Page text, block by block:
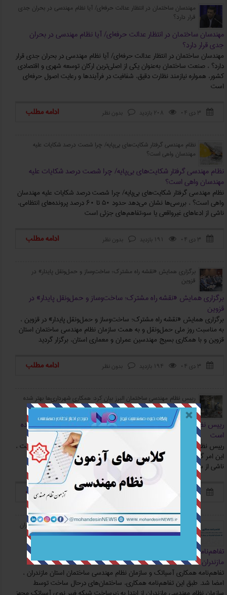
مهندسان ‌ساختمان در انتظار عدالت حرفه‌ای/ ‌‌آیا نظام مهندسی در بحران جدی
قرار دارد؟
مهندسان ‌ساختمان در انتظار عدالت حرفه‌ای/ ‌‌آیا نظام مهندسی در بحران
جدی قرار دارد؟
مهندسان ‌ساختمان در انتظار عدالت حرفه‌ای/ ‌‌آیا نظام مهندسی در بحران جدی قرار
دارد؟ ، صنعت ساختمان به‌عنوان یکی از اصلی‌ترین ارکان توسعه شهری و اقتصادی
کشور، همواره نیازمند نظارت دقیق، شفافیت در فرآیندها و رعایت اصول حرفه‌ای
است
 ۳ دی ۰۴  208 بازدید  بدون نظر ادامه مطلب
نظام مهندسی گرفتار شکایت‌های بی‌پایه/ چرا شصت درصد شکایات علیه
مهندسان واهی است؟
نظام مهندسی گرفتار شکایت‌های بی‌پایه/ چرا شصت درصد شکایات علیه
مهندسان واهی است؟
نظام مهندسی گرفتار شکایت‌های بی‌پایه/ چرا شصت درصد شکایات علیه مهندسان
واهی است؟ ، بررسی‌ها نشان می‌دهد حدود 50 تا 60 درصد پرونده‌های انتظامی،
ناشی از ادعاهای غیرواقعی یا سوءتفاهم‌های جزئی است
 ۳ دی ۰۴  191 بازدید  بدون نظر ادامه مطلب
برگزاری همایش «نقشه راه مشترک؛ ساخت‌وساز و حمل‌ونقل پایدار» در
قزوین
برگزاری همایش «نقشه راه مشترک؛ ساخت‌وساز و حمل‌ونقل پایدار» در
قزوین
برگزاری همایش «نقشه راه مشترک؛ ساخت‌وساز و حمل‌ونقل پایدار» در قزوین ،
به مناسبت روز ملی حمل‌ونقل و به همت سازمان نظام مهندسی ساختمان استان
قزوین و با همکاری بسیج مهندسین عمران و معماری استان، برگزار گردید
 ۳ دی ۰۴  194 بازدید  بدون نظر ادامه مطلب
رییس نظام مهندسی ساختمان البرز بیان کرد: همکاری شهرداری‌ها بهتر شده
است
رییس نظام مهندسی ساختمان البرز بیان کرد: همکاری شهرداری‌ها بهتر شده
است
رییس نظام مهندسی ساختمان البرز بیان کرد: همکاری شهرداری‌ها بهتر شده است ،
این امر گامی مهمی درجهت افزایش ایمنی ساختمان‌ها و جلوگیری از مشکلات
ناشی از ساخت و سازهای ناایمن است
 ۳ دی ۰۴ بدون نظر ادامه مطلب
تفاهم‌نامه همکاری آسیاتک و سازمان نظام مهندسی ساختمان استان مازندران
تفاهم‌نامه همکاری آسیاتک و سازمان نظام مهندسی ساختمان استان
مازندران
تفاهم‌نامه همکاری آسیاتک و سازمان نظام مهندسی ساختمان استان مازندران ،
امضا شد. طبق این تفاهم‌نامه همکاری، ساختمان‌های درحال ساخت توسط